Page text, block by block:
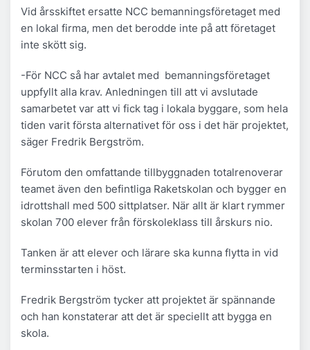
Vid årsskiftet ersatte NCC bemanningsföretaget med
en lokal firma, men det berodde inte på att företaget
inte skött sig.
-För NCC så har avtalet med bemanningsföretaget
uppfyllt alla krav. Anledningen till att vi avslutade
samarbetet var att vi fick tag i lokala byggare, som hela
tiden varit första alternativet för oss i det här projektet,
säger Fredrik Bergström.
Förutom den omfattande tillbyggnaden totalrenoverar
teamet även den befintliga Raketskolan och bygger en
idrottshall med 500 sittplatser. När allt är klart rymmer
skolan 700 elever från förskoleklass till årskurs nio.
Tanken är att elever och lärare ska kunna flytta in vid
terminsstarten i höst.
Fredrik Bergström tycker att projektet är spännande
och han konstaterar att det är speciellt att bygga en
skola.